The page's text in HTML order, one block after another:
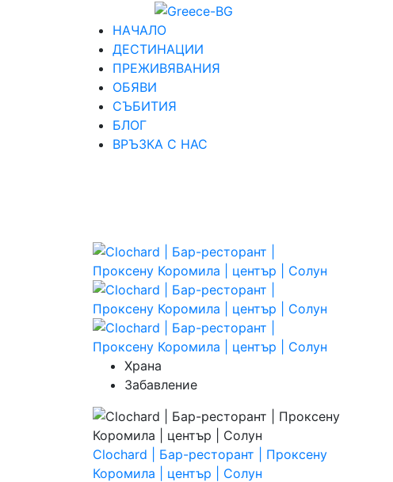
НАЧАЛО
ДЕСТИНАЦИИ
ПРЕЖИВЯВАНИЯ
ОБЯВИ
СЪБИТИЯ
БЛОГ
ВРЪЗКА С НАС
Храна
Забавление
Clochard | Бар-ресторант | Проксену
Коромила | център | Солун